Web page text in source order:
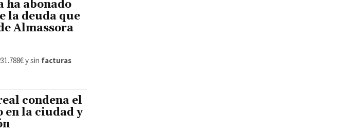
ha abonado
la deuda que
Almassora
y sin facturas
condena el
en la ciudad y